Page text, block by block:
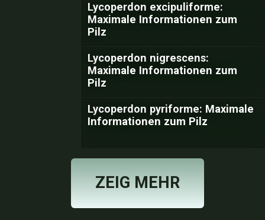
Lycoperdon excipuliforme:
Maximale Informationen zum
Pilz
Lycoperdon nigrescens:
Maximale Informationen zum
Pilz
Lycoperdon pyriforme: Maximale
Informationen zum Pilz
ZEIG MEHR